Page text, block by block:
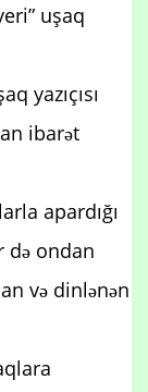
uşaq
yazıçısı
ibarət
apardığı
də ondan
və dinlənən